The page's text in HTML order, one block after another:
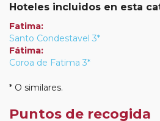
Hoteles incluidos en esta
Fatima:
Santo Condestavel 3*
Fátima:
Coroa de Fatima 3*
* O similares.
Puntos de recogida